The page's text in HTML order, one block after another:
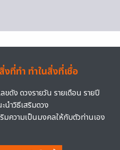
งที่ทำ ทำในสิ่งที่เชื่อ
ขดัง ดวงรายวัน รายเดือน รายปี
นำวิธีเสริมดวง
มความเป็นมงคลให้กับตัวท่านเอง